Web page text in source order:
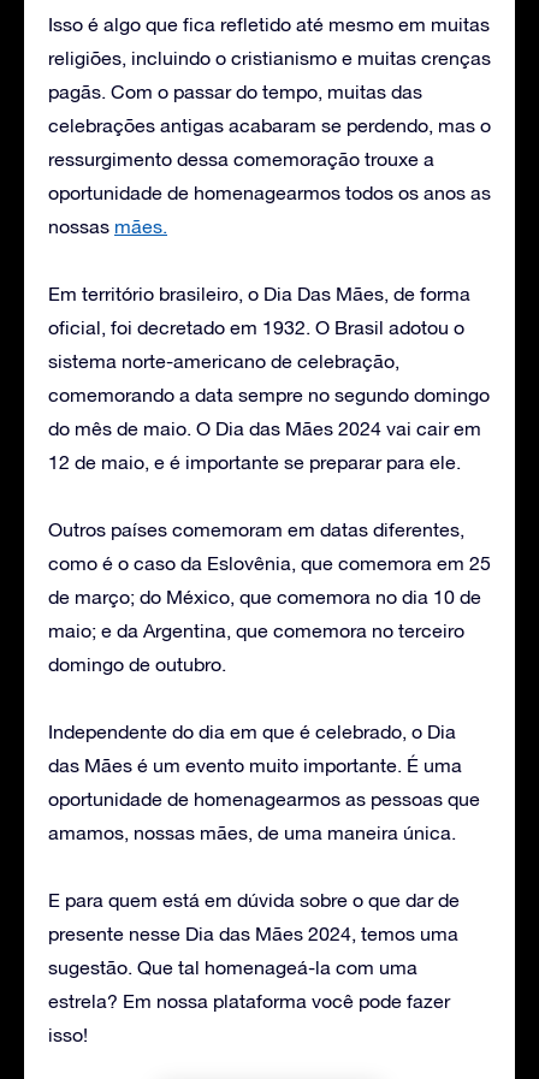
Isso é algo que fica refletido até mesmo em muitas
religiões, incluindo o cristianismo e muitas crenças
pagãs. Com o passar do tempo, muitas das
celebrações antigas acabaram se perdendo, mas o
ressurgimento dessa comemoração trouxe a
oportunidade de homenagearmos todos os anos as
nossas mães.
Em território brasileiro, o Dia Das Mães, de forma
oficial, foi decretado em 1932. O Brasil adotou o
sistema norte-americano de celebração,
comemorando a data sempre no segundo domingo
do mês de maio. O Dia das Mães 2024 vai cair em
12 de maio, e é importante se preparar para ele.
Outros países comemoram em datas diferentes,
como é o caso da Eslovênia, que comemora em 25
de março; do México, que comemora no dia 10 de
maio; e da Argentina, que comemora no terceiro
domingo de outubro.
Independente do dia em que é celebrado, o Dia
das Mães é um evento muito importante. É uma
oportunidade de homenagearmos as pessoas que
amamos, nossas mães, de uma maneira única.
E para quem está em dúvida sobre o que dar de
presente nesse Dia das Mães 2024, temos uma
sugestão. Que tal homenageá-la com uma
estrela? Em nossa plataforma você pode fazer
isso!